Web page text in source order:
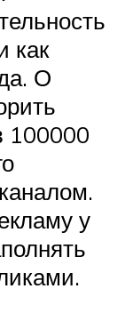
как
О
100000
у